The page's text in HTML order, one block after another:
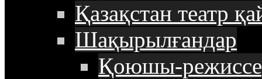
Қазақстан театр
Шақырылғандар
Қоюшы-